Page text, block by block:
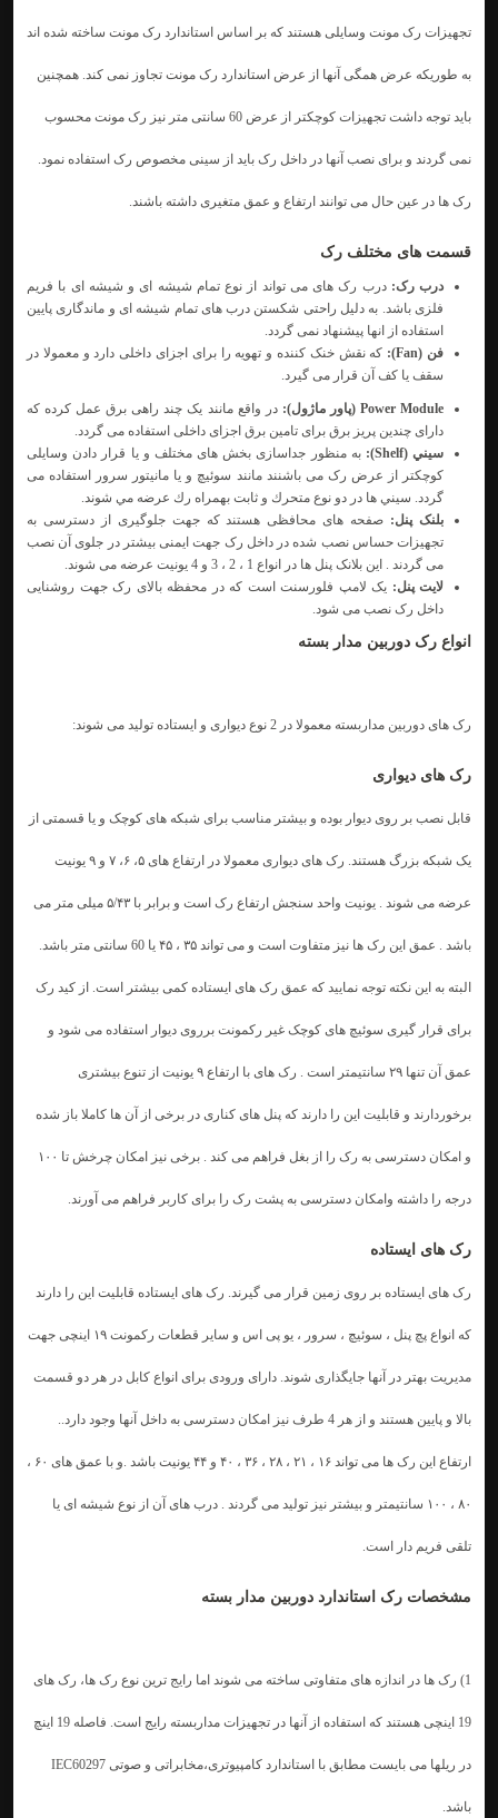
تجهیزات رک مونت وسایلی هستند که بر اساس استاندارد رک مونت ساخته شده اند
به طوریکه عرض همگی آنها از عرض استاندارد رک مونت تجاوز نمی کند. همچنین
باید توجه داشت تجهیزات کوچکتر از عرض 60 سانتی متر نیز رک مونت محسوب
نمی گردند و برای نصب آنها در داخل رک باید از سینی مخصوص رک استفاده نمود.
رک ها در عین حال می توانند ارتفاع و عمق متغیری داشته باشند.
قسمت های مختلف رک
درب رک: درب رک های می تواند از نوع تمام شیشه ای و شیشه ای با فریم
فلزی باشد. به دلیل راحتی شکستن درب های تمام شیشه ای و ماندگاری پایین
استفاده از انها پیشنهاد نمی گردد.
فن (Fan):
که نقش خنک کننده و تهویه را برای اجزای داخلی دارد و معمولا در
سقف یا کف آن قرار می گیرد.
Power Module (پاور ماژول):
در واقع مانند یک چند راهی برق عمل کرده که
دارای چندین پریز برق برای تامین برق اجزای داخلی استفاده می گردد.
سيني (Shelf):
به منظور جداسازی بخش های مختلف و یا قرار دادن وسایلی
کوچکتر از عرض رک می باشنند مانند سوئيچ و يا مانيتور سرور استفاده می
گردد. سيني ها در دو نوع متحرك و ثابت بهمراه رك عرضه مي شوند.
بلنک پنل: صفحه های محافظی هستند که جهت جلوگیری از دسترسی به
تجهیزات حساس نصب شده در داخل رک جهت ایمنی بیشتر در جلوی آن نصب
می گردند . این بلانک پنل ها در انواع 1 ، 2 ، 3 و 4 یونیت عرضه می شوند.
لایت پنل: یک لامپ فلورسنت است که در محفظه بالای رک جهت روشنایی
داخل رک نصب می شود.
انواع رک دوربین مدار بسته
رک های دوربین مداربسته معمولا در 2 نوع دیواری و ایستاده تولید می شوند:
رک های دیواری
قابل نصب بر روی دیوار بوده و بیشتر مناسب برای شبکه های کوچک و یا قسمتی از
یک شبکه بزرگ هستند. رک های دیواری معمولا در ارتفاع های ۵، ۶، ۷ و ۹ یونیت
عرضه می شوند . یونیت واحد سنجش ارتفاع رک است و برابر با ۵/۴۳ میلی متر می
باشد . عمق این رک ها نیز متفاوت است و می تواند ۳۵ ، ۴۵ یا 60 سانتی متر باشد.
البته به این نکته توجه نمایید که عمق رک های ایستاده کمی بیشتر است. از کید رک
برای قرار گیری سوئیچ های کوچک غیر رکمونت برروی دیوار استفاده می شود و
عمق آن تنها ۲۹ سانتیمتر است . رک های با ارتفاع ۹ یونیت از تنوع بیشتری
برخوردارند و قابلیت این را دارند که پنل های کناری در برخی از آن ها کاملا باز شده
و امکان دسترسی به رک را از بغل فراهم می کند . برخی نیز امکان چرخش تا ۱۰۰
درجه را داشته وامکان دسترسی به پشت رک را برای کاربر فراهم می آورند.
رک های ایستاده
رک های ایستاده بر روی زمین قرار می گیرند. رک های ایستاده قابلیت این را دارند
که انواع پچ پنل ، سوئیچ ، سرور ، یو پی اس و سایر قطعات رکمونت ۱۹ اینچی جهت
مدیریت بهتر در آنها جایگذاری شوند. دارای ورودی برای انواع کابل در هر دو قسمت
بالا و پایین هستند و از هر 4 طرف نیز امکان دسترسی به داخل آنها وجود دارد..
ارتفاع این رک ها می تواند ۱۶ ، ۲۱ ، ۲۸ ، ۳۶ ، ۴۰ و ۴۴ یونیت باشد .و با عمق های ۶۰ ،
۸۰ ، ۱۰۰ سانتیمتر و بیشتر نیز تولید می گردند . درب های آن از نوع شیشه ای یا
تلقی فریم دار است.
مشخصات رک استاندارد دوربین مدار بسته
1) رک ها در اندازه های متفاوتی ساخته می شوند اما رایج ترین نوع رک ها، رک های
19 اینچی هستند که استفاده از آنها در تجهیزات مداربسته رایج است. فاصله 19 اینچ
در ریلها می بایست مطابق با استاندارد کامپیوتری،مخابراتی و صوتی IEC60297
باشد.